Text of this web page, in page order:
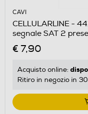
CAVI
CELLULARLINE -
segnale SAT 2
€ 7,90
Acquisto online:
Ritiro in negozio in